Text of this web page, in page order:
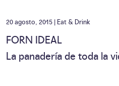
20 agosto, 2015 | Eat & Drink
FORN IDEAL
La panadería de toda la